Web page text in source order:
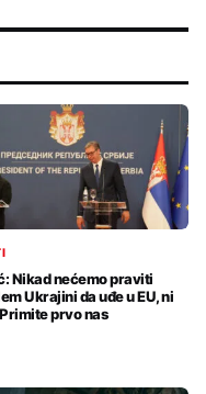
Nikad nećemo praviti
Ukrajini da uđe u EU, ni
prvo nas